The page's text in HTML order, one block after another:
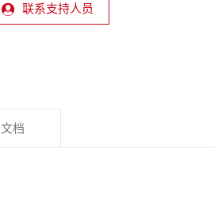
联系支持人员
文档